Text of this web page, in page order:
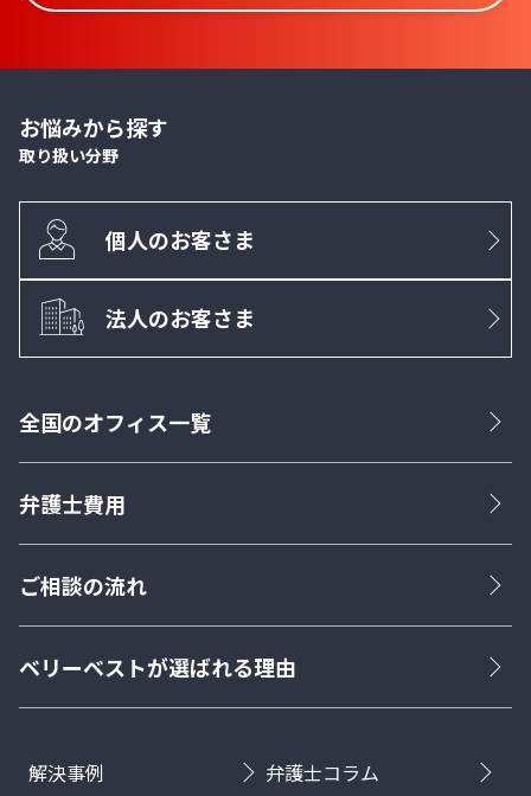
お悩みから探す
取り扱い分野
個人のお客さま
法人のお客さま
全国のオフィス一覧
弁護士費用
ご相談の流れ
ベリーベストが選ばれる理由
解決事例 弁護士コラム